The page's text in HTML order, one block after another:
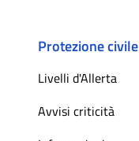
Protezione civile
Livelli d'Allerta
Avvisi criticità